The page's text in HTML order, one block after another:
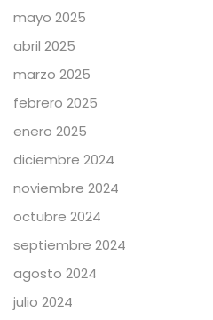
mayo 2025
abril 2025
marzo 2025
febrero 2025
enero 2025
diciembre 2024
noviembre 2024
octubre 2024
septiembre 2024
agosto 2024
julio 2024